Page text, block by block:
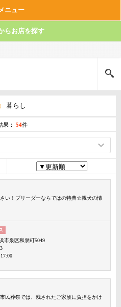
ニュー
らお店を探す
暮らし
果： 54件
い！ブリーダーならではの特典☆親犬の情
市泉区和泉町5049
17:00
民葬祭では、残されたご家族に負担をかけ